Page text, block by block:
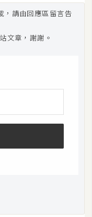
請由回應區留言告
文章，謝謝。